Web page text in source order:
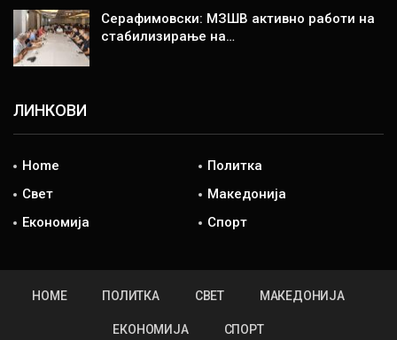
Серафимовски: МЗШВ активно работи на
стабилизирање на…
ЛИНКОВИ
Home
Политка
Свет
Македонија
Економија
Спорт
HOME ПОЛИТКА СВЕТ МАКЕДОНИЈА
ЕКОНОМИЈА СПОРТ